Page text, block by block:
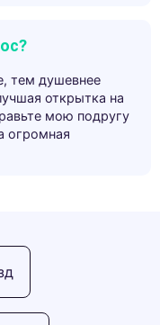
тем душевнее
открытка на
мою подругу
огромная